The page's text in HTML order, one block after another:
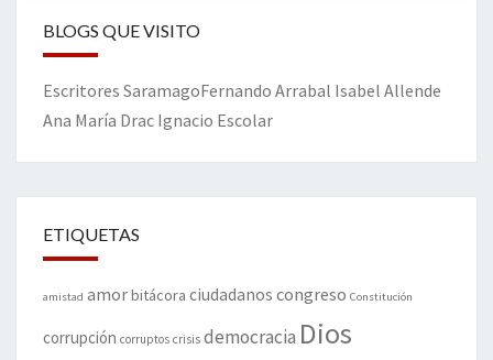
BLOGS QUE VISITO
Escritores SaramagoFernando Arrabal Isabel Allende
Ana María Drac Ignacio Escolar
ETIQUETAS
amistad amorbitácora ciudadanos congreso Constitución
corrupción corruptos crisis democracia Dios